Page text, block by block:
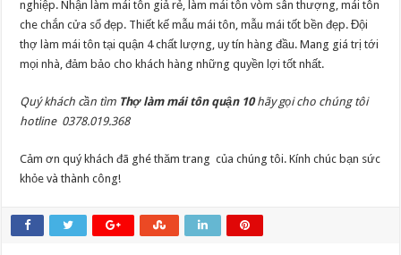
nghiệp. Nhận làm mái tôn giả rẻ, làm mái tôn vòm sân thượng, mái tôn
che chắn cửa sổ đẹp. Thiết kế mẫu mái tôn, mẫu mái tốt bền đẹp. Đội
thợ làm mái tôn tại quận 4 chất lượng, uy tín hàng đầu. Mang giá trị tới
mọi nhà, đảm bảo cho khách hàng những quyền lợi tốt nhất.
Quý khách cần tìm Thợ làm mái tôn quận 10 hãy gọi cho chúng tôi
hotline 0378.019.368
Cảm ơn quý khách đã ghé thăm trang của chúng tôi. Kính chúc bạn sức
khỏe và thành công!